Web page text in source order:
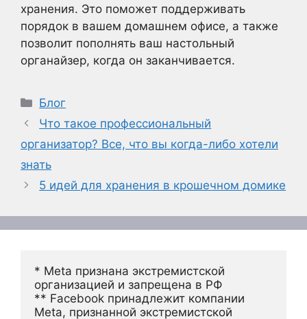
хранения. Это поможет поддерживать
порядок в вашем домашнем офисе, а также
позволит пополнять ваш настольный
органайзер, когда он заканчивается.
Рубрики
Блог
Что такое профессиональный
организатор? Все, что вы когда-либо хотели
знать
5 идей для хранения в крошечном домике
* Meta признана экстремистской
организацией и запрещена в РФ
** Facebook принадлежит компании
Meta, признанной экстремистской